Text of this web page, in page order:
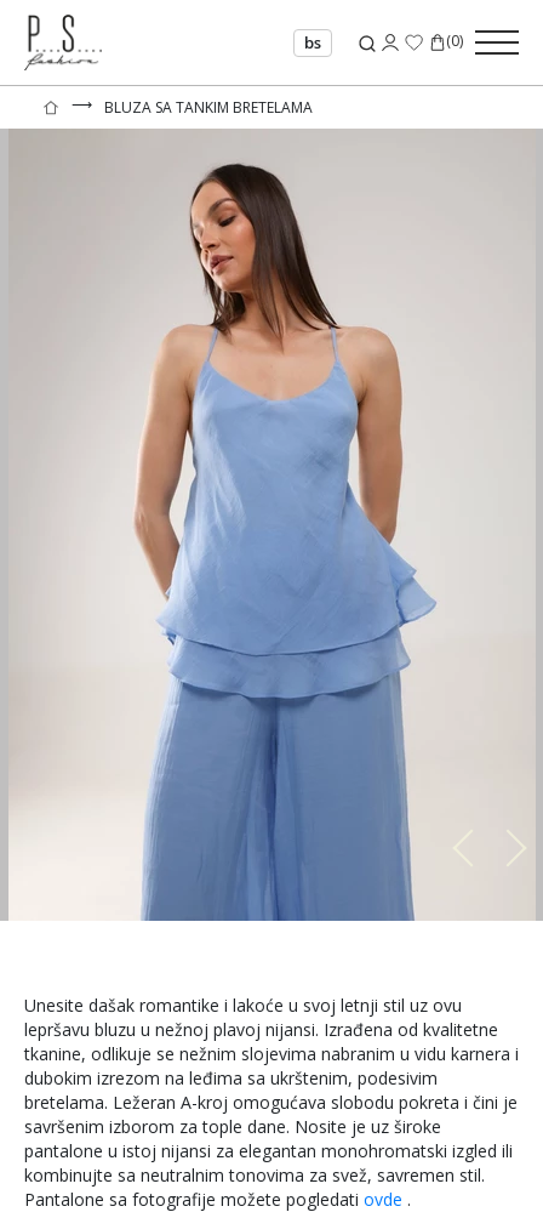
bs (0)
⟶ BLUZA SA TANKIM BRETELAMA
Unesite dašak romantike i lakoće u svoj letnji stil uz ovu
lepršavu bluzu u nežnoj plavoj nijansi. Izrađena od kvalitetne
tkanine, odlikuje se nežnim slojevima nabranim u vidu karnera i
dubokim izrezom na leđima sa ukrštenim, podesivim
bretelama. Ležeran A-kroj omogućava slobodu pokreta i čini je
savršenim izborom za tople dane. Nosite je uz široke
pantalone u istoj nijansi za elegantan monohromatski izgled ili
kombinujte sa neutralnim tonovima za svež, savremen stil.
Pantalone sa fotografije možete pogledati ovde .